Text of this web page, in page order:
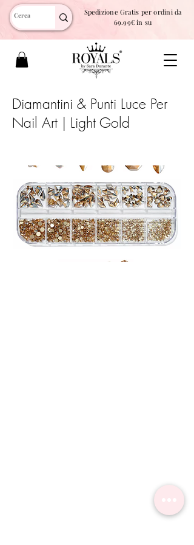
Spedizione Gratis per ordini da
69.99€ in su
Diamantini & Punti Luce Per
Nail Art | Light Gold